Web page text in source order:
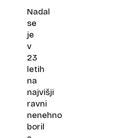
nisem
Nadal
se
je
v
23
letih
na
najvišji
ravni
nenehno
boril